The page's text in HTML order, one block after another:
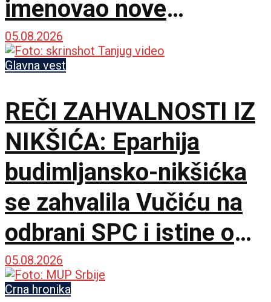
imenovao nove
komandante na frontu!
05.08.2026
Glavna vest
REČI ZAHVALNOSTI IZ
NIKŠIĆA: Eparhija
budimljansko-nikšićka
se zahvalila Vučiću na
odbrani SPC i istine o
litijama
05.08.2026
Crna hronika